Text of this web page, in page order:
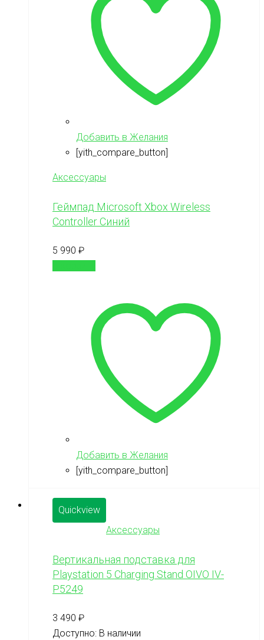
Добавить в Желания
[yith_compare_button]
Аксессуары
Геймпад Microsoft Xbox Wireless
Controller Синий
5 990 ₽
Добавить в Желания
[yith_compare_button]
Quickview
Аксессуары
Вертикальная подставка для
Playstation 5 Charging Stand OIVO IV-
P5249
3 490 ₽
Доступно: В наличии